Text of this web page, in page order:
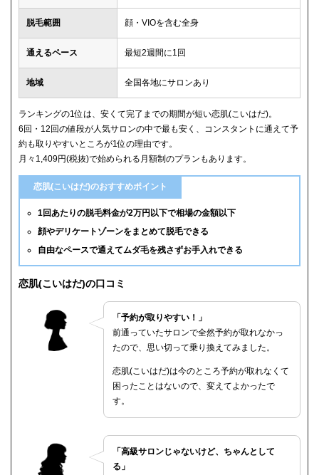
脱毛範囲 顔・VIOを含む全身
通えるペース 最短2週間に1回
地域 全国各地にサロンあり
ランキングの1位は、安くて完了までの期間が短い恋肌(こいはだ)。
6回・12回の値段が人気サロンの中で最も安く、コンスタントに通えて予
約も取りやすいところが1位の理由です。
月々1,409円(税抜)で始められる月額制のプランもあります。
恋肌(こいはだ)のおすすめポイント
1回あたりの脱毛料金が2万円以下で相場の金額以下
顔やデリケートゾーンをまとめて脱毛できる
自由なペースで通えてムダ毛を残さずお手入れできる
恋肌(こいはだ)の口コミ
「予約が取りやすい！」
前通っていたサロンで全然予約が取れなかっ
たので、思い切って乗り換えてみました。
恋肌(こいはだ)は今のところ予約が取れなくて
困ったことはないので、変えてよかったで
す。
「高級サロンじゃないけど、ちゃんとして
る」